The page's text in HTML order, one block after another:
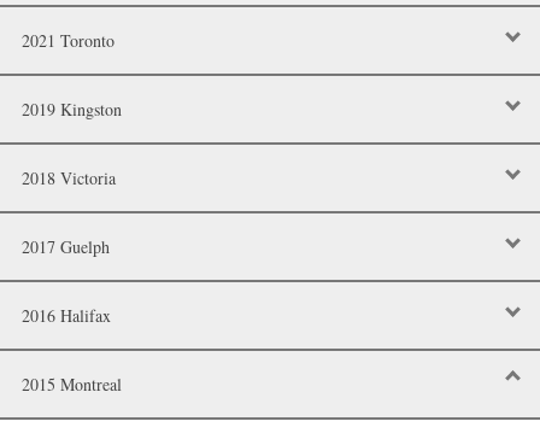
2021 Toronto
2019 Kingston
2018 Victoria
2017 Guelph
2016 Halifax
2015 Montreal